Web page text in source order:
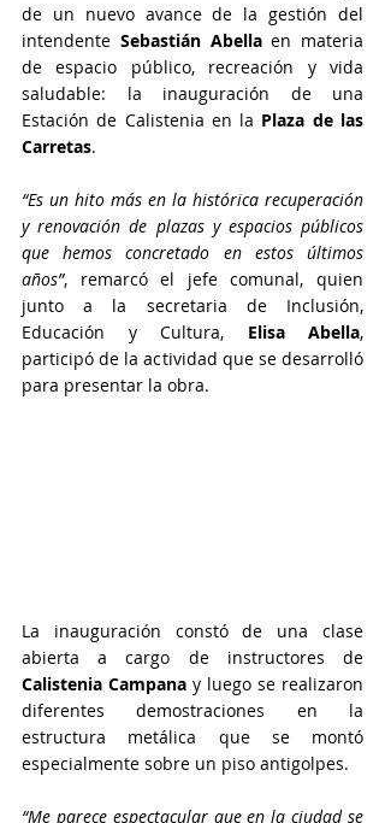
de un nuevo avance de la gestión del
intendente Sebastián Abella en materia
de espacio público, recreación y vida
saludable: la inauguración de una
Estación de Calistenia en la Plaza de las
Carretas.
“Es un hito más en la histórica recuperación
y renovación de plazas y espacios públicos
que hemos concretado en estos últimos
años”, remarcó el jefe comunal, quien
junto a la secretaria de Inclusión,
Educación y Cultura, Elisa Abella,
participó de la actividad que se desarrolló
para presentar la obra.
La inauguración constó de una clase
Calistenia Campana y luego se realizaron
diferentes demostraciones en la
estructura metálica que se montó
especialmente sobre un piso antigolpes.
“Me parece espectacular que en la ciudad se